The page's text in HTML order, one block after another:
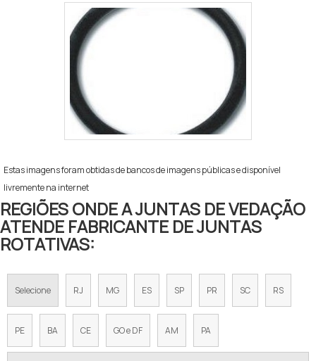
Estas imagens foram obtidas de bancos de imagens públicas e disponível
livremente na internet
REGIÕES ONDE A JUNTAS DE VEDAÇÃO
ATENDE FABRICANTE DE JUNTAS
ROTATIVAS:
Selecione RJ MG ES SP PR SC RS
PE BA CE GO e DF AM PA